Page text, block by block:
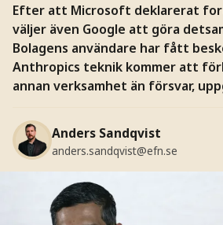
Efter att Microsoft deklarerat
väljer även Google att göra
Bolagens användare har fått
Anthropics teknik kommer att
annan verksamhet än försvar,
Anders Sandqvist
anders.sandqvist@efn.se